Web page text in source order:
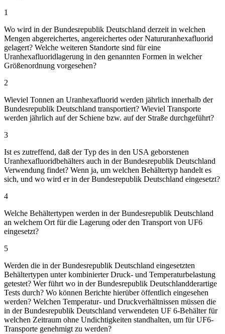
1
Wo wird in der Bundesrepublik Deutschland derzeit in welchen
Mengen abgereichertes, angereichertes oder Natururanhexafluorid
gelagert? Welche weiteren Standorte sind für eine
Uranhexafluoridlagerung in den genannten Formen in welcher
Größenordnung vorgesehen?
2
Wieviel Tonnen an Uranhexafluorid werden jährlich innerhalb der
Bundesrepublik Deutschland transportiert? Wieviel Transporte
werden jährlich auf der Schiene bzw. auf der Straße durchgeführt?
3
Ist es zutreffend, daß der Typ des in den USA geborstenen
Uranhexafluoridbehälters auch in der Bundesrepublik Deutschland
Verwendung findet? Wenn ja, um welchen Behältertyp handelt es
sich, und wo wird er in der Bundesrepublik Deutschland eingesetzt?
4
Welche Behältertypen werden in der Bundesrepublik Deutschland
an welchem Ort für die Lagerung oder den Transport von UF6
eingesetzt?
5
Werden die in der Bundesrepublik Deutschland eingesetzten
Behältertypen unter kombinierter Druck- und Temperaturbelastung
getestet? Wer führt wo in der Bundesrepublik Deutschlandderartige
Tests durch? Wo können Berichte hierüber öffentlich eingesehen
werden? Welchen Temperatur- und Druckverhältnissen müssen die
in der Bundesrepublik Deutschland verwendeten UF 6-Behälter für
welchen Zeitraum ohne Undichtigkeiten standhalten, um für UF6-
Transporte genehmigt zu werden?